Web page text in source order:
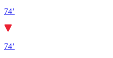
74’
74’